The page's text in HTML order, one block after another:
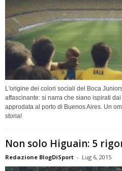
L'origine dei colori sociali del Boca
affascinante: si narra che siano ispirati
approdata al porto di Buenos Aires. Un
storia!
Non solo Higuain: 5
Redazione BlogDiSport - Lug 6, 2015